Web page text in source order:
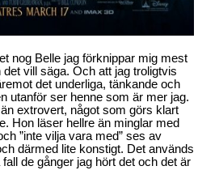
nog Belle jag förknippar mig mest
vill säga. Och att jag troligtvis
det underliga, tänkande och
utanför ser henne som är mer jag.
extrovert, något som görs klart
Hon läser hellre än minglar med
”inte vilja vara med” ses av
därmed lite konstigt. Det används
de gånger jag hört det och det är